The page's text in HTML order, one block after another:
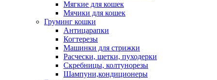
Мягкие для кошек
Мячики для кошек
Груминг кошки
Антицарапки
Когтерезы
Машинки для стрижки
Расчески, щетки, пуходерки
Скребницы, колтунорезы
Шампуни,кондиционеры